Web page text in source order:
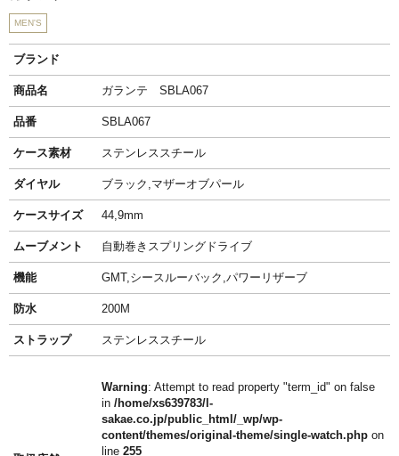
MEN'S
ブランド
商品名 ガランテ SBLA067
品番 SBLA067
ケース素材 ステンレススチール
ダイヤル ブラック,マザーオブパール
ケースサイズ 44,9mm
ムーブメント 自動巻きスプリングドライブ
機能 GMT,シースルーバック,パワーリザーブ
防水 200M
ストラップ ステンレススチール
Warning: Attempt to read property "term_id" on false
in /home/xs639783/l-
sakae.co.jp/public_html/_wp/wp-
content/themes/original-theme/single-watch.php on
line 255